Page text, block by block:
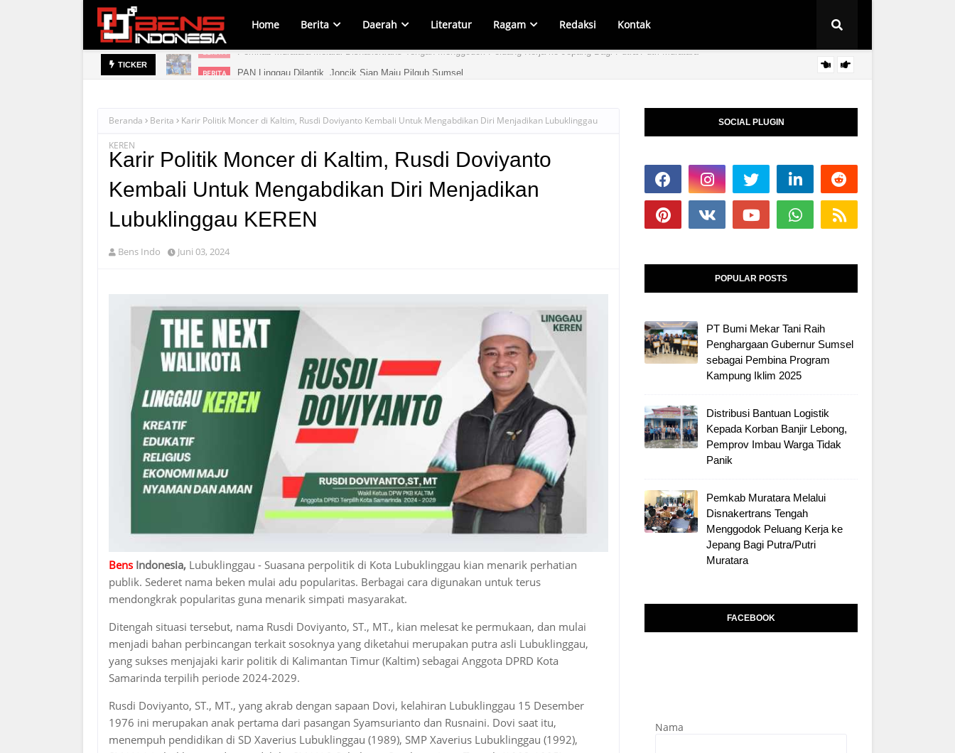
Home Berita Daerah Literatur Ragam Redaksi Kontak
TICKER BERITA
Beranda Berita Karir Politik Moncer di Kaltim, Rusdi Doviyanto Kembali Untuk Mengabdikan Diri Menjadikan Lubuklinggau
KEREN
Karir Politik Moncer di Kaltim, Rusdi Doviyanto
Kembali Untuk Mengabdikan Diri Menjadikan
Lubuklinggau KEREN
Bens Indo Juni 03, 2024
Bens Indonesia, Lubuklinggau - Suasana perpolitik di Kota Lubuklinggau kian menarik perhatian
publik. Sederet nama beken mulai adu popularitas. Berbagai cara digunakan untuk terus
mendongkrak popularitas guna menarik simpati masyarakat.
Ditengah situasi tersebut, nama Rusdi Doviyanto, ST., MT., kian melesat ke permukaan, dan mulai
menjadi bahan perbincangan terkait sosoknya yang diketahui merupakan putra asli Lubuklinggau,
yang sukses menjajaki karir politik di Kalimantan Timur (Kaltim) sebagai Anggota DPRD Kota
Samarinda terpilih periode 2024-2029.
Rusdi Doviyanto, ST., MT., yang akrab dengan sapaan Dovi, kelahiran Lubuklinggau 15 Desember
1976 ini merupakan anak pertama dari pasangan Syamsurianto dan Rusnaini. Dovi saat itu,
menempuh pendidikan di SD Xaverius Lubuklinggau (1989), SMP Xaverius Lubuklinggau (1992),
SOCIAL PLUGIN
POPULAR POSTS
PT Bumi Mekar Tani Raih
Penghargaan Gubernur Sumsel
sebagai Pembina Program
Kampung Iklim 2025
Distribusi Bantuan Logistik
Kepada Korban Banjir Lebong,
Pemprov Imbau Warga Tidak
Panik
Pemkab Muratara Melalui
Disnakertrans Tengah
Menggodok Peluang Kerja ke
Jepang Bagi Putra/Putri
Muratara
FACEBOOK
Nama